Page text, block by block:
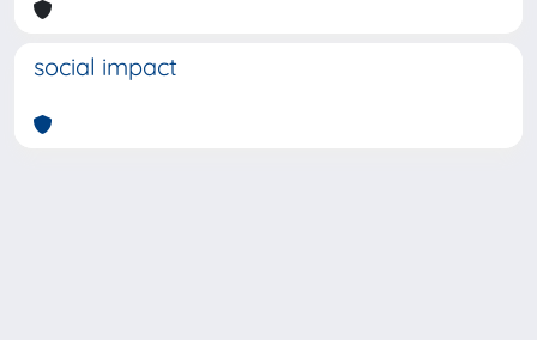
social impact